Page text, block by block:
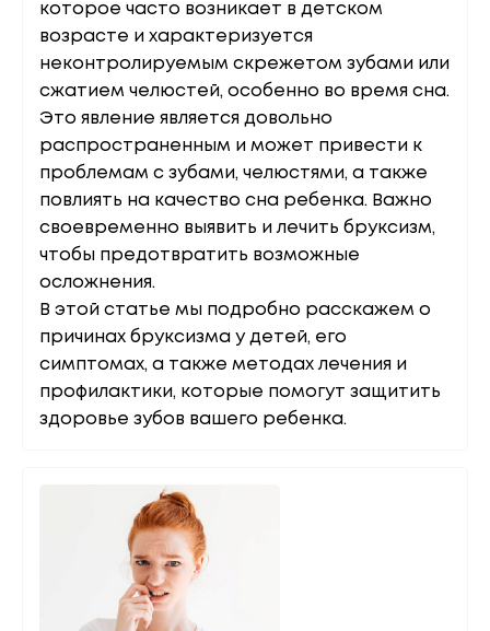
которое часто возникает в детском
возрасте и характеризуется
неконтролируемым скрежетом зубами или
сжатием челюстей, особенно во время сна.
Это явление является довольно
распространенным и может привести к
проблемам с зубами, челюстями, а также
повлиять на качество сна ребенка. Важно
своевременно выявить и лечить бруксизм,
чтобы предотвратить возможные
осложнения.
В этой статье мы подробно расскажем о
причинах бруксизма у детей, его
симптомах, а также методах лечения и
профилактики, которые помогут защитить
здоровье зубов вашего ребенка.